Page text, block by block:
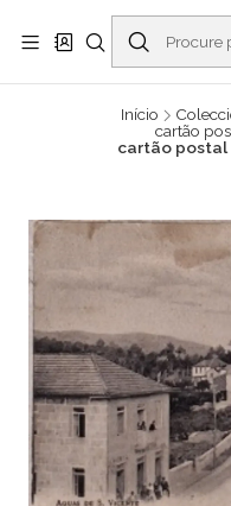
Buscantiguidades - Leilões.
Castelo -
Início
cartão
cartão postal